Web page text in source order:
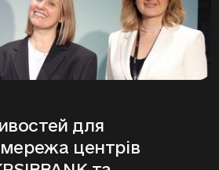
для
центрів